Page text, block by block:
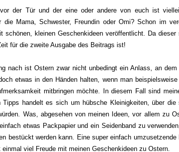
der Tür und der eine oder andere von euch ist
die Mama, Schwester, Freundin oder Omi? Schon im
schönen, kleinen Geschenkideen veröffentlicht. Da
für die zweite Ausgabe des Beitrags ist!
nach ist Ostern zwar nicht unbedingt ein Anlass, an
etwas in den Händen halten, wenn man
mitbringen möchte. In diesem Fall sind
Tipps handelt es sich um hübsche Kleinigkeiten, über
Was, abgesehen von meinen Ideen, vor allem zu
etwas Packpapier und ein Seidenband zu
bestückt werden kann. Eine super einfach
einmal viel Freude mit meinen Geschenkideen zu Ostern.